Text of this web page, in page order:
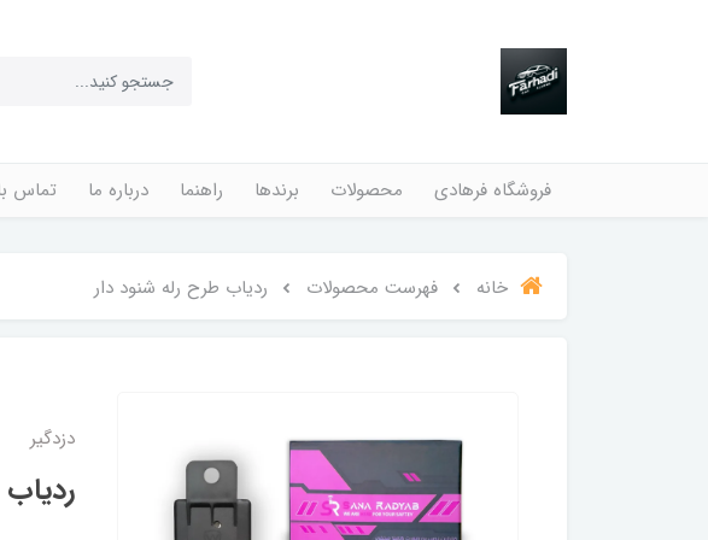
فروشگاه فرهادی محصولات برندها راهنما درباره ما تماس
خانه فهرست محصولات ردیاب طرح رله شنود دار
دزدگیر